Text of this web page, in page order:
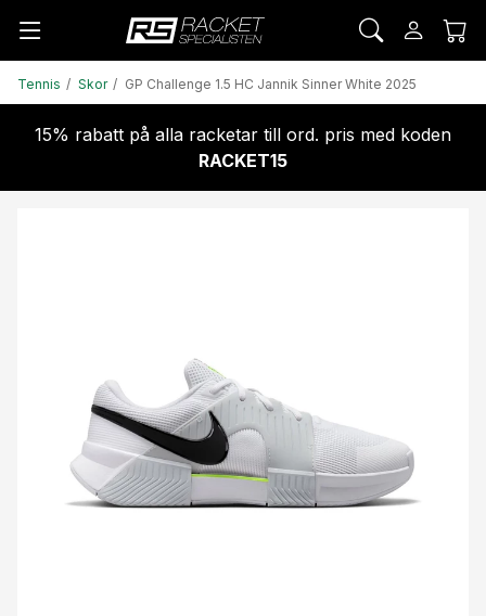
Tennis Skor GP Challenge 1.5 HC Jannik Sinner White 2025
15% rabatt på alla racketar till ord. pris med koden
RACKET15